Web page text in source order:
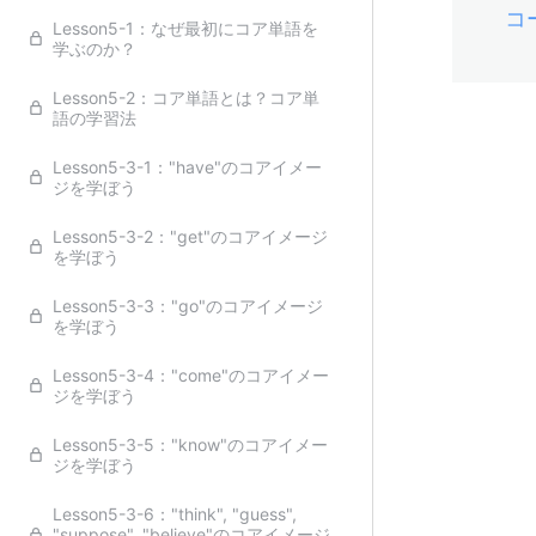
Lesson5-1：なぜ最初にコア単語を
学ぶのか？
Lesson5-2：コア単語とは？コア単
語の学習法
Lesson5-3-1："have"のコアイメー
ジを学ぼう
Lesson5-3-2："get"のコアイメージ
を学ぼう
Lesson5-3-3："go"のコアイメージ
を学ぼう
Lesson5-3-4："come"のコアイメー
ジを学ぼう
Lesson5-3-5："know"のコアイメー
ジを学ぼう
Lesson5-3-6："think", "guess",
コ